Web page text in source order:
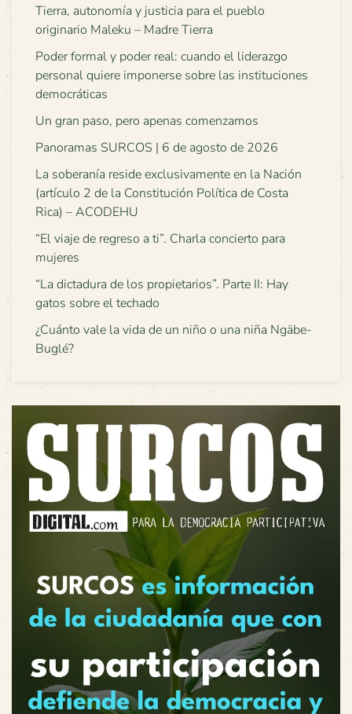
Tierra, autonomía y justicia para el pueblo
originario Maleku – Madre Tierra
Poder formal y poder real: cuando el liderazgo
personal quiere imponerse sobre las instituciones
democráticas
Un gran paso, pero apenas comenzamos
Panoramas SURCOS | 6 de agosto de 2026
La soberanía reside exclusivamente en la Nación
(artículo 2 de la Constitución Política de Costa
Rica) – ACODEHU
“El viaje de regreso a ti”. Charla concierto para
mujeres
“La dictadura de los propietarios”. Parte II: Hay
gatos sobre el techado
¿Cuánto vale la vida de un niño o una niña Ngäbe-
Buglé?